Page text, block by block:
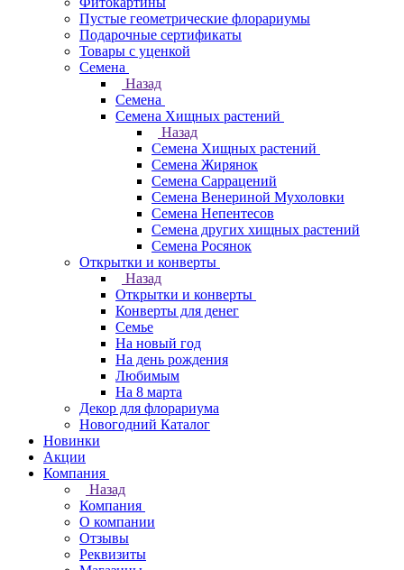
Пустые геометрические флорариумы
Подарочные сертификаты
Товары с уценкой
Семена
Назад
Семена
Семена Хищных растений
Назад
Семена Хищных растений
Семена Жирянок
Семена Саррацений
Семена Венериной Мухоловки
Семена Непентесов
Семена других хищных растений
Семена Росянок
Открытки и конверты
Назад
Открытки и конверты
Конверты для денег
Семье
На новый год
На день рождения
Любимым
На 8 марта
Декор для флорариума
Новогодний Каталог
Новинки
Акции
Компания
Назад
Компания
О компании
Отзывы
Реквизиты